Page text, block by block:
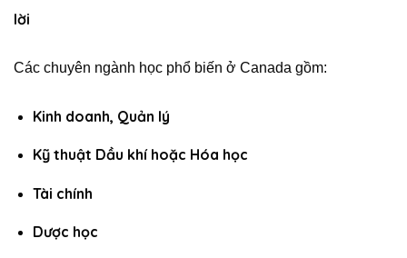
lời
Các chuyên ngành học phổ biến ở Canada gồm:
Kinh doanh, Quản lý
Kỹ thuật Dầu khí hoặc Hóa học
Tài chính
Dược học